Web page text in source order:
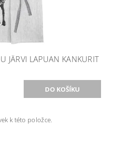
JÄRVI LAPUAN KANKURIT
k této položce.